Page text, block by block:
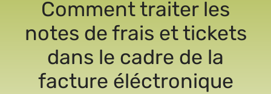
Comment traiter les
notes de frais et tickets
dans le cadre de la
facture éléctronique